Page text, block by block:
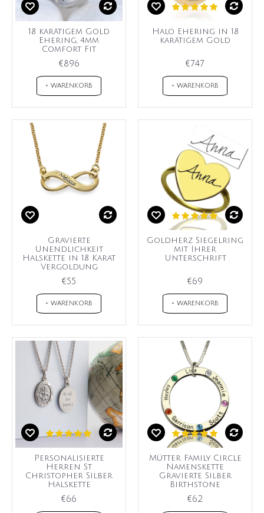
18 karätigem Gold
Ehering, 4mm
Comfort Fit
€896
+ WARENKORB
Halo Ehering in 18
karätigem Gold
€747
+ WARENKORB
Gravierte
Unendlichkeit
Halskette in 18 Karat
Vergoldung
€55
+ WARENKORB
Goldherz Siegelring
mit Ihrer
Unterschrift
€69
+ WARENKORB
Personalisierte
Herren St
Christopher Silber
Halskette
€66
Mütter Family Circle
Namenskette
Gravierte Silber
Birthstone
€62